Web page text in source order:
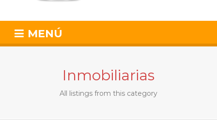
MENÚ
Inmobiliarias
All listings from this category